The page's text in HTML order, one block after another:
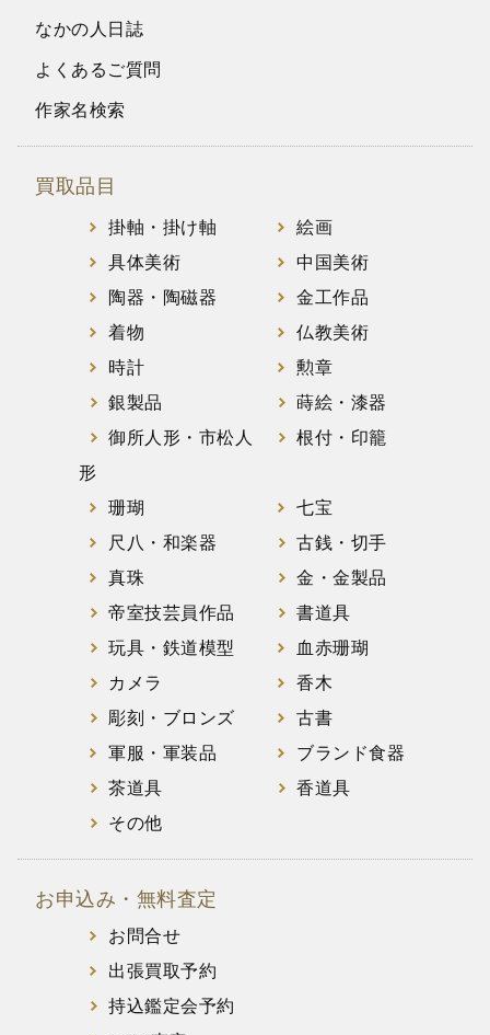
なかの人日誌
よくあるご質問
作家名検索
買取品目
掛軸・掛け軸
絵画
具体美術
中国美術
陶器・陶磁器
金工作品
着物
仏教美術
時計
勲章
銀製品
蒔絵・漆器
御所人形・市松人
形
根付・印籠
珊瑚
七宝
尺八・和楽器
古銭・切手
真珠
金・金製品
帝室技芸員作品
書道具
玩具・鉄道模型
血赤珊瑚
カメラ
香木
彫刻・ブロンズ
古書
軍服・軍装品
ブランド食器
茶道具
香道具
その他
お申込み・無料査定
お問合せ
出張買取予約
持込鑑定会予約